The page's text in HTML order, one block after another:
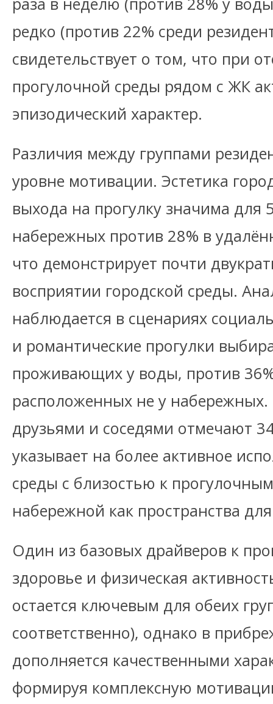
редко (против 22% среди
свидетельствует о том, что при
прогулочной среды рядом с ЖК
эпизодический характер.
Различия между группами
уровне мотивации. Эстетика
выхода на прогулку значима для
набережных против 28% в
что демонстрирует почти
восприятии городской среды.
наблюдается в сценариях
и романтические прогулки
проживающих у воды, против
расположенных не у
друзьями и соседями отмечают
указывает на более активное
среды с близостью к
набережной как пространства
Один из базовых драйверов к
здоровье и физическая
остается ключевым для обеих
соответственно), однако в
дополняется качественными
формируя комплексную